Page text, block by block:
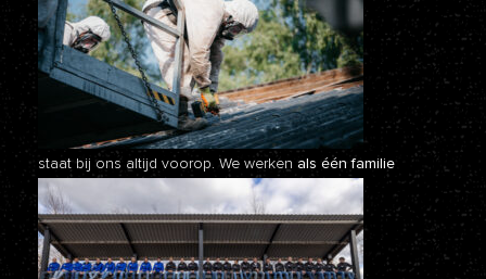
staat bij ons altijd voorop. We werken als één familie